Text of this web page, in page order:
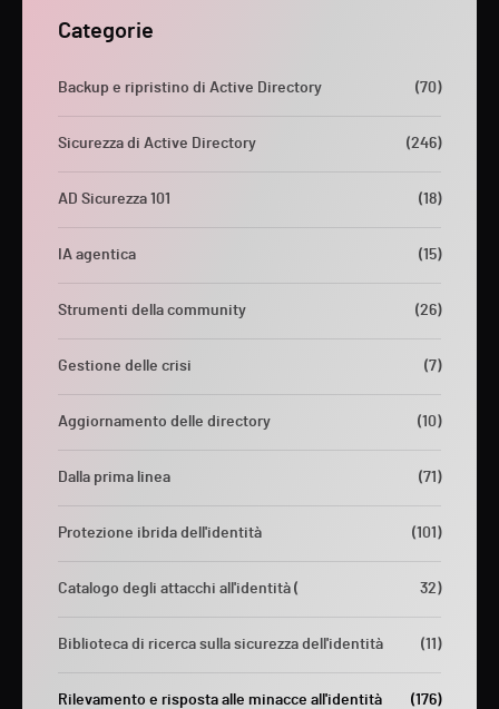
Categorie
Backup e ripristino di Active Directory (70)
Sicurezza di Active Directory (246)
AD Sicurezza 101 (18)
IA agentica (15)
Strumenti della community (26)
Gestione delle crisi (7)
Aggiornamento delle directory (10)
Dalla prima linea (71)
Protezione ibrida dell'identità (101)
Catalogo degli attacchi all'identità ( 32)
Biblioteca di ricerca sulla sicurezza dell'identità (11)
Rilevamento e risposta alle minacce all'identità (176)